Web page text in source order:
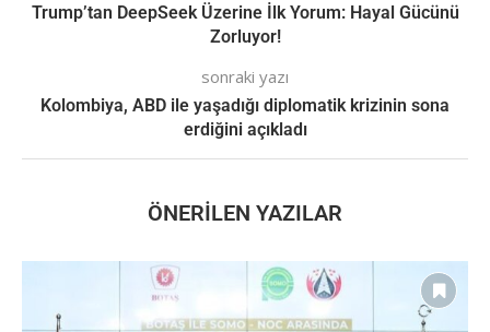
Trump’tan DeepSeek Üzerine İlk Yorum: Hayal Gücünü
Zorluyor!
sonraki yazı
Kolombiya, ABD ile yaşadığı diplomatik krizinin sona
erdiğini açıkladı
ÖNERILEN YAZILAR